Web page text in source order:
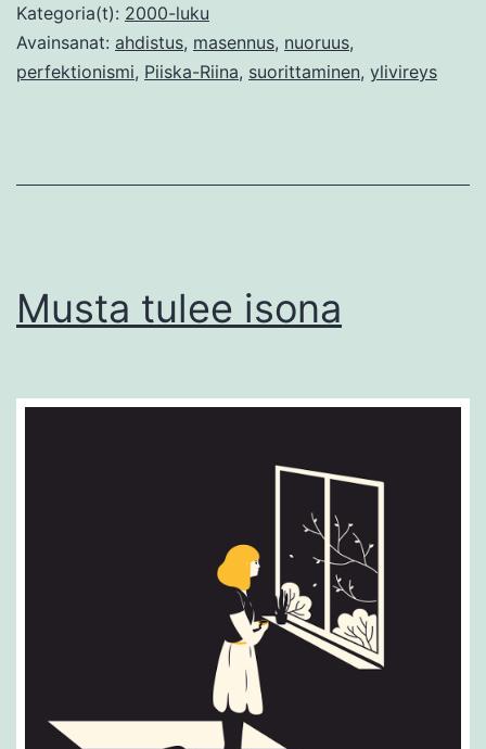
Kategoria(t): 2000-luku
Avainsanat: ahdistus, masennus, nuoruus,
perfektionismi, Piiska-Riina, suorittaminen, ylivireys
Musta tulee isona